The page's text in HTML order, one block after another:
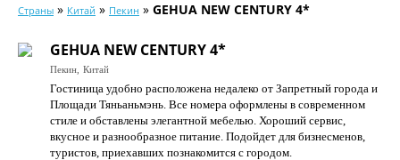
Календарь туров
Цены дня
Страны
Как купить
Страны » Китай » Пекин » GEHUA NEW CENTURY 4*
GEHUA NEW CENTURY 4*
Пекин, Китай
Гостиница удобно расположена недалеко от Запретный города и
Площади Тяньаньмэнь. Все номера оформлены в современном
стиле и обставлены элегантной мебелью. Хороший сервис,
вкусное и разнообразное питание. Подойдет для бизнесменов,
туристов, приехавших познакомится с городом.